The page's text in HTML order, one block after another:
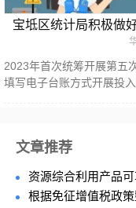
宝坻区统计局积极做
2023年首次统筹开展第五
填写电子台账方式开展投入
文章推荐
资源综合利用产品
根据免征增值税政